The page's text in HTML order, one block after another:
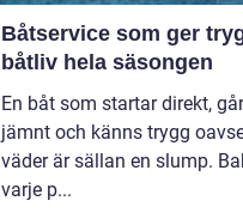
Båtservice som ger
båtliv hela säsongen
En båt som startar direkt, går
jämnt och känns trygg
väder är sällan en slump.
varje p...